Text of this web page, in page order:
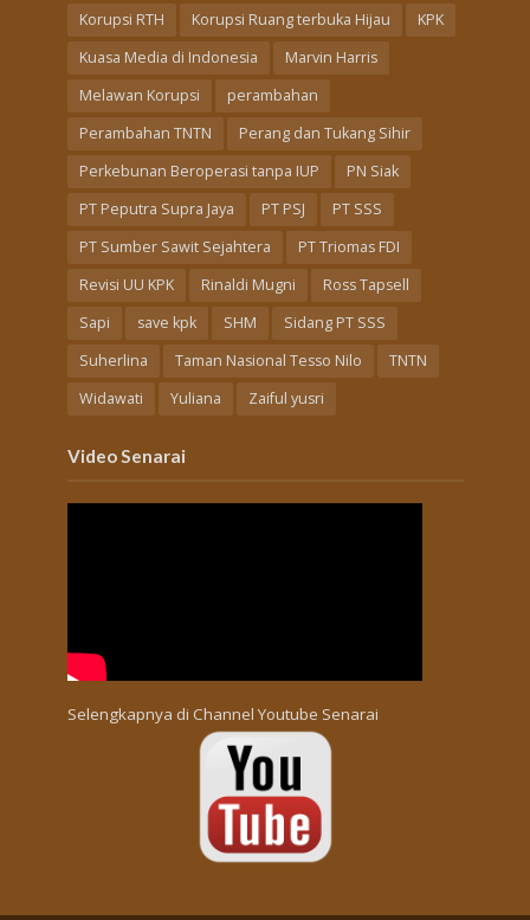
Korupsi RTH
Korupsi Ruang terbuka Hijau
KPK
Kuasa Media di Indonesia
Marvin Harris
Melawan Korupsi
perambahan
Perambahan TNTN
Perang dan Tukang Sihir
Perkebunan Beroperasi tanpa IUP
PN Siak
PT Peputra Supra Jaya
PT PSJ
PT SSS
PT Sumber Sawit Sejahtera
PT Triomas FDI
Revisi UU KPK
Rinaldi Mugni
Ross Tapsell
Sapi
save kpk SHM
Sidang PT SSS
Suherlina
Taman Nasional Tesso Nilo
TNTN
Widawati
Yuliana Zaiful yusri
Video Senarai
Selengkapnya di Channel Youtube Senarai